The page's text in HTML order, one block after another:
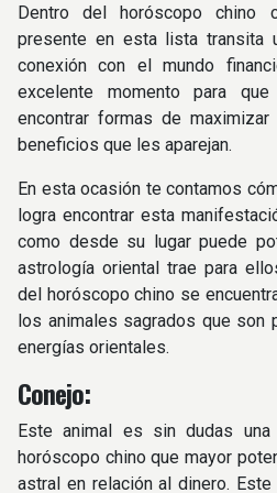
Dentro del horóscopo chino
presente en esta lista transita
conexión con el mundo
excelente momento para
encontrar formas de
beneficios que les aparejan.
En esta ocasión te contamos
logra encontrar esta
como desde su lugar puede
astrología oriental trae para
del horóscopo chino se
los animales sagrados que son
energías orientales.
Conejo:
Este animal es sin dudas
horóscopo chino que mayor
astral en relación al dinero.